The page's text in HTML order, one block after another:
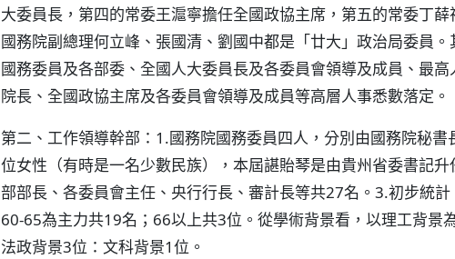
大委員長，第四的常委王滬寧擔任全國政協主席，第五的常委丁
國務院副總理何立峰、張國清、劉國中都是「廿大」政治局委員
國務委員及各部委、全國人大委員長及各委員會領導及成員、最
院長、全國政協主席及各委員會領導及成員等高層人事悉數落定。
第二、工作領導幹部：1.國務院國務委員四人，分別由國務院秘
位女性（有時是一名少數民族），本屆諶貽琴是由貴州省委書記
部部長、各委員會主任、央行行長、審計長等共27名。3.初步統
60-65為主力共19名；66以上共3位。從學術背景看，以理工背景
法政背景3位：文科背景1位。